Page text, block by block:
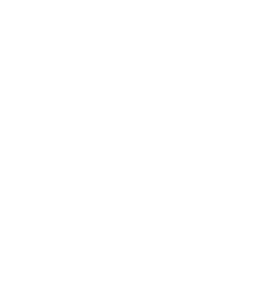
à l'auteur
de cette